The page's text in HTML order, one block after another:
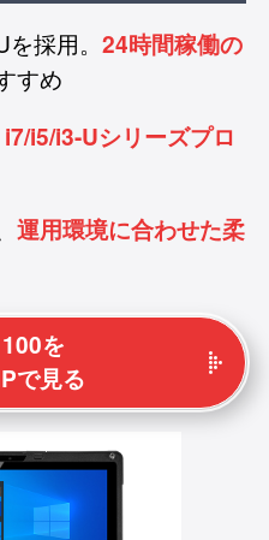
採用。 24時間稼働の
すめ
i5/i3-Uシリーズプロ
運用環境に合わせた柔
を
で見る